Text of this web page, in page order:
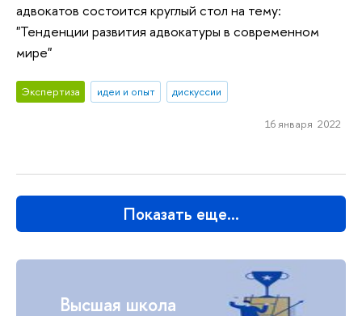
Высшая школа
адвокатов состоится круглый стол на тему:
"Тенденции развития адвокатуры в современном
мире"
Экспертиза идеи и опыт дискуссии
16 января 2022
Показать еще…